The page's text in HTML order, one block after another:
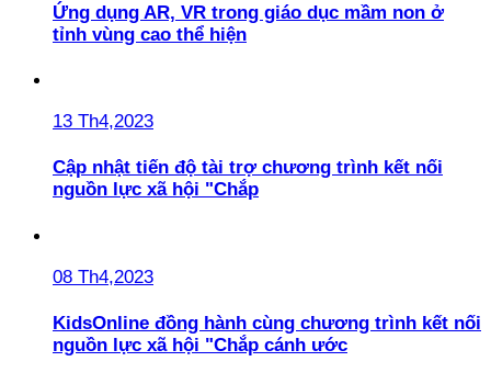
Ứng dụng AR, VR trong giáo dục mầm non ở
tỉnh vùng cao thể hiện
13 Th4,2023
Cập nhật tiến độ tài trợ chương trình kết nối
nguồn lực xã hội "Chắp
08 Th4,2023
KidsOnline đồng hành cùng chương trình kết nối
nguồn lực xã hội "Chắp cánh ước